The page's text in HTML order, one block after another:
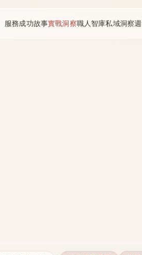
服務成功故事實戰洞察職人智庫私域洞察